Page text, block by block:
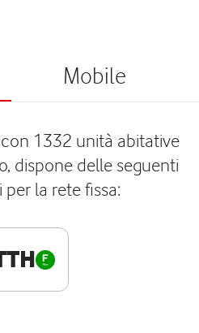
Mobile
1332 unità abitative
dispone delle seguenti
la rete fissa: